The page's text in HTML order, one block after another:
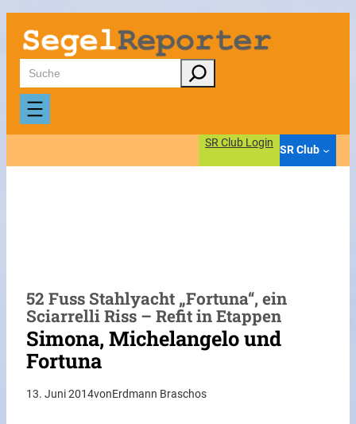
Zum
Inhalt
springen
Suchen
SR Club Login
SR Club
52 Fuss Stahlyacht „Fortuna“, ein
Sciarrelli Riss – Refit in Etappen
Simona, Michelangelo und
Fortuna
13. Juni 2014vonErdmann Braschos